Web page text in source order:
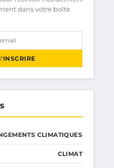
dans votre boîte
CLIMATIQUES
CLIMAT